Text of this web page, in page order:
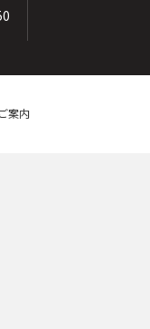
ご案内